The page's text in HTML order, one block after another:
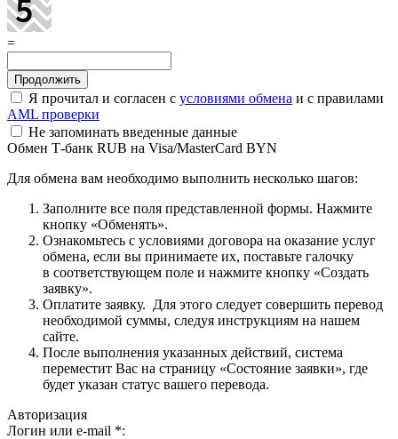
=
Я прочитал и согласен с условиями обмена и с правилами
AML проверки
Не запоминать введенные данные
Обмен Т-банк RUB на Visa/MasterCard BYN
Для обмена вам необходимо выполнить несколько шагов:
Заполните все поля представленной формы. Нажмите
кнопку «Обменять».
Ознакомьтесь с условиями договора на оказание услуг
обмена, если вы принимаете их, поставьте галочку
в соответствующем поле и нажмите кнопку «Создать
заявку».
Оплатите заявку. Для этого следует совершить перевод
необходимой суммы, следуя инструкциям на нашем
сайте.
После выполнения указанных действий, система
переместит Вас на страницу «Состояние заявки», где
будет указан статус вашего перевода.
Авторизация
Логин или e-mail *: